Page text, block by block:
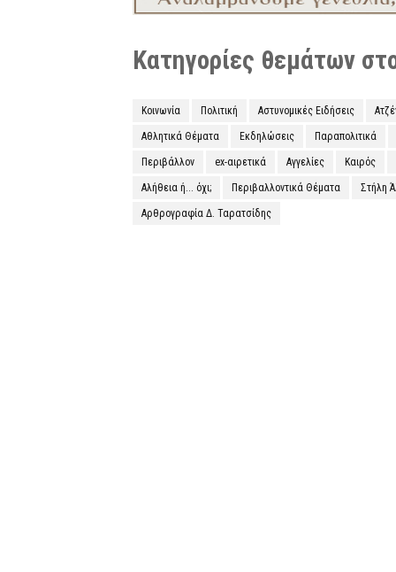
Κατηγορίες θεμάτων
Κοινωνία Πολιτική Αστυνομικές Ειδήσεις
Αθλητικά Θέματα Εκδηλώσεις Παραπολιτικά
Περιβάλλον ex-αιρετικά Αγγελίες Καιρός
Αλήθεια ή... όχι; Περιβαλλοντικά Θέματα Στήλη
Αρθρογραφία Δ. Ταρατσίδης